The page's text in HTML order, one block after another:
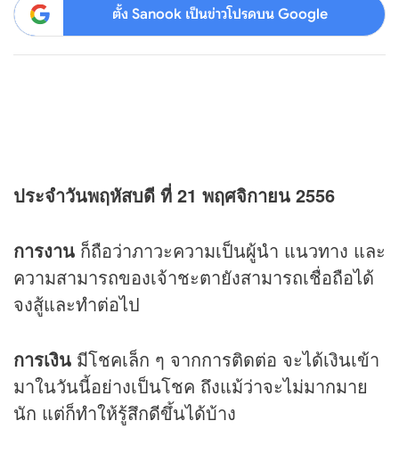
ตั้ง Sanook เป็นข่าวโปรดบน Google
ประจำวันพฤหัสบดี ที่ 21 พฤศจิกายน 2556
การงาน ก็ถือว่าภาวะความเป็นผู้นำ แนวทาง และ
ความสามารถของเจ้าชะตายังสามารถเชื่อถือได้
จงสู้และทำต่อไป
การเงิน มีโชคเล็ก ๆ จากการติดต่อ จะได้เงินเข้า
มาในวันนี้อย่างเป็นโชค ถึงแม้ว่าจะไม่มากมาย
นัก แต่ก็ทำให้รู้สึกดีขึ้นได้บ้าง